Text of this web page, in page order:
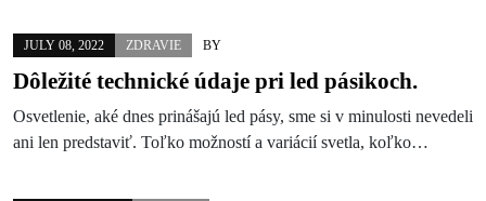
JULY 08, 2022 ZDRAVIE BY
Dôležité technické údaje pri led pásikoch.
Osvetlenie, aké dnes prinášajú led pásy, sme si v minulosti nevedeli
ani len predstaviť. Toľko možností a variácií svetla, koľko…